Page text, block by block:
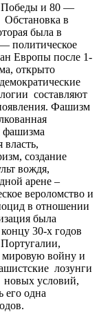
Победы и 80 —
в
была в
политическое
Европы после 1-
открыто
составляют
Фашизм
фашизма
власть,
создание
вождя,
арене –
вероломство и
в отношении
была
30-х годов
войну и
лозунги
новых условий,
его одна